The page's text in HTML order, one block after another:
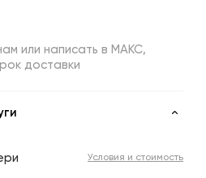
или написать в МАКС,
доставки
Условия и стоимость